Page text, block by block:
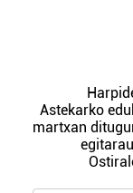
Astekarko
martxan